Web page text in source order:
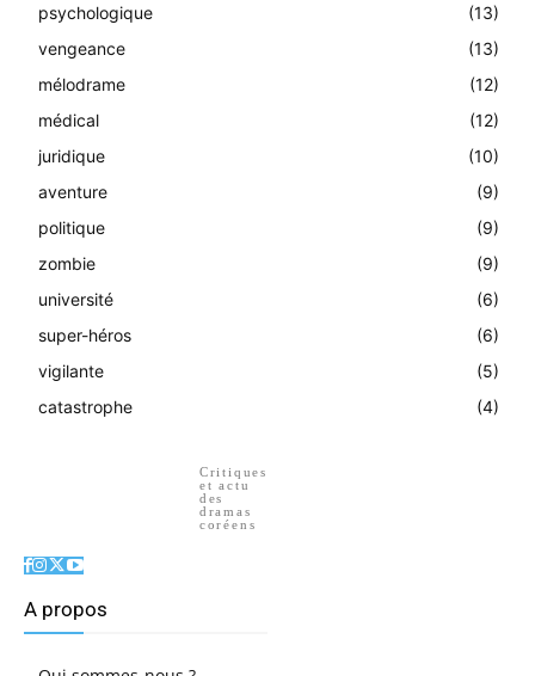
psychologique
(13)
vengeance
(13)
mélodrame
(12)
médical
(12)
juridique
(10)
aventure
(9)
politique
(9)
zombie
(9)
université
(6)
super-héros
(6)
vigilante
(5)
catastrophe
(4)
Critiques
et actu
des
dramas
coréens
A propos